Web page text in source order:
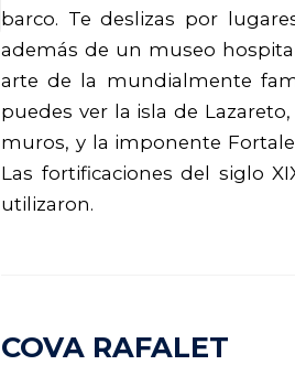
barco. Te deslizas por
además de un museo
arte de la mundialmente
puedes ver la isla de
muros, y la imponente
Las fortificaciones del siglo
utilizaron.
COVA RAFALET